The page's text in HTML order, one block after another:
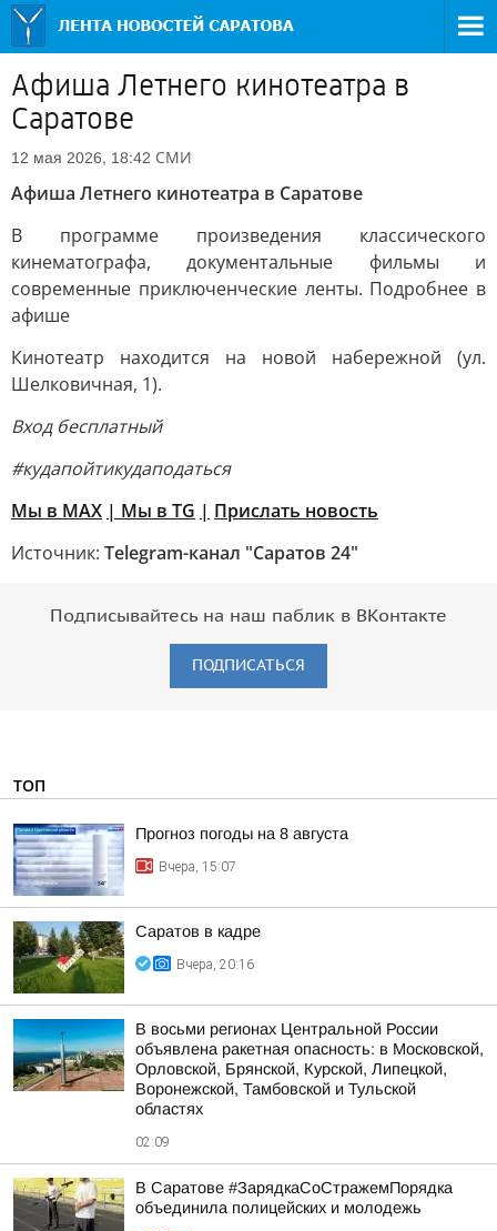
Афиша Летнего кинотеатра в
Саратове
12 мая 2026, 18:42 СМИ
Афиша Летнего кинотеатра в Саратове
В программе произведения классического
кинематографа, документальные фильмы и
современные приключенческие ленты. Подробнее в
афише
Кинотеатр находится на новой набережной (ул.
Шелковичная, 1).
Вход бесплатный
#кудапойтикудаподаться
Мы в MAX | Мы в TG | Прислать новость
Источник: Telegram-канал "Саратов 24"
Подписывайтесь на наш паблик в ВКонтакте
ПОДПИСАТЬСЯ
ТОП
Прогноз погоды на 8 августа
Вчера, 15:07
Саратов в кадре
Вчера, 20:16
В восьми регионах Центральной России
объявлена ракетная опасность: в Московской,
Орловской, Брянской, Курской, Липецкой,
Воронежской, Тамбовской и Тульской
областях
02:09
В Саратове #ЗарядкаСоСтражемПорядка
объединила полицейских и молодежь